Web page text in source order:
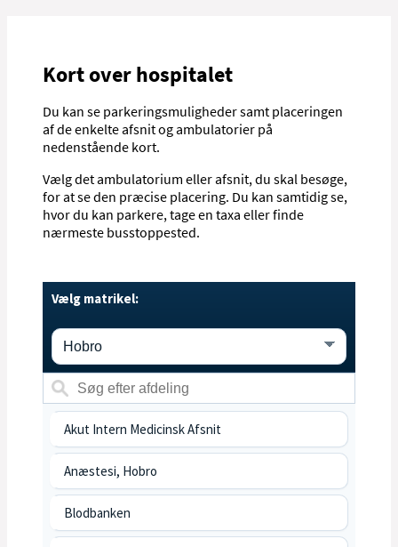
Kort over hospitalet
Du kan se parkeringsmuligheder samt placeringen
af de enkelte afsnit og ambulatorier på
nedenstående kort.
Vælg det ambulatorium eller afsnit, du skal besøge,
for at se den præcise placering. Du kan samtidig se,
hvor du kan parkere, tage en taxa eller finde
nærmeste busstoppested.